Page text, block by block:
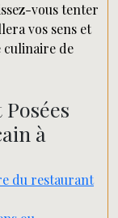
vous tenter
vos sens et
culinaire de
à
du restaurant